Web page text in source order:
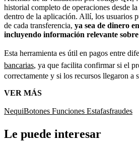
historial completo de operaciones desde
dentro de la aplicación. Allí, los usuarios
de cada transferencia, ya sea de dinero
incluyendo información relevante
Esta herramienta es útil en pagos entre
bancarias, ya que facilita confirmar si el
correctamente y si los recursos llegaron a
VER MÁS
NequiBotones Funciones Estafasfraudes
Le puede interesar